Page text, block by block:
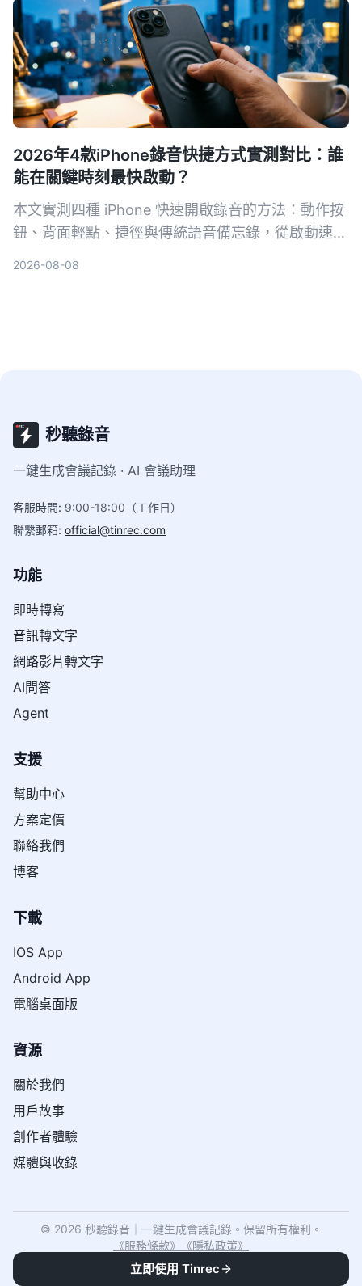
2026年4款iPhone錄音快捷方式實測對比：誰
能在關鍵時刻最快啟動？
本文實測四種 iPhone 快速開啟錄音的方法：動作按
鈕、背面輕點、捷徑與傳統語音備忘錄，從啟動速
2026-08-08
秒聽錄音
一鍵生成會議記錄 · AI 會議助理
客服時間: 9:00-18:00（工作日）
聯繫郵箱: official@tinrec.com
功能
即時轉寫
音訊轉文字
網路影片轉文字
AI問答
Agent
支援
幫助中心
方案定價
聯絡我們
博客
下載
IOS App
Android App
電腦桌面版
資源
關於我們
用戶故事
創作者體驗
媒體與收錄
© 2026 秒聽錄音｜一鍵生成會議記錄。保留所有權利。
《服務條款》 《隱私政策》
立即使用 Tinrec